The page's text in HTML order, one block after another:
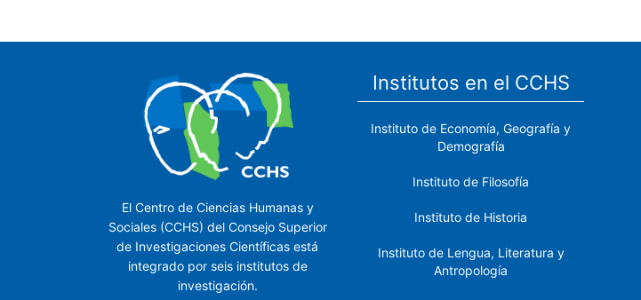
El Centro de Ciencias Humanas y
Sociales (CCHS) del Consejo Superior
de Investigaciones Científicas está
integrado por seis institutos de
investigación.
Institutos en el CCHS
Instituto de Economía, Geografía y
Demografía
Instituto de Filosofía
Instituto de Historia
Instituto de Lengua, Literatura y
Antropología